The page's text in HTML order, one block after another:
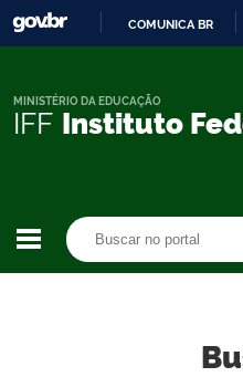
COMUNICA BR
IFF Instituto
MINISTÉRIO DA EDUCAÇÃO